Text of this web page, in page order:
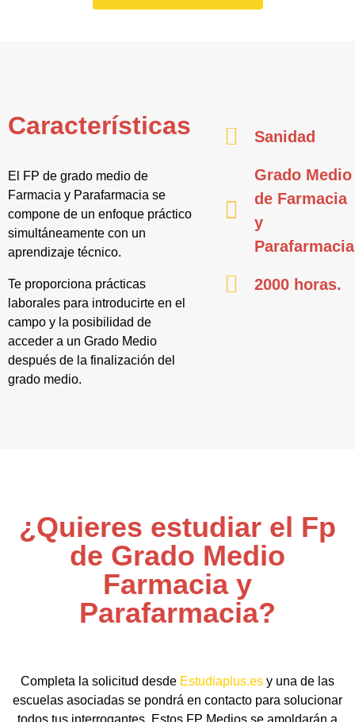
Características
El FP de grado medio de
Farmacia y Parafarmacia se
compone de un enfoque práctico
simultáneamente con un
aprendizaje técnico.
Te proporciona prácticas
laborales para introducirte en el
campo y la posibilidad de
acceder a un Grado Medio
después de la finalización del
grado medio.
Sanidad
Grado Medio
de Farmacia
y
Parafarmacia
2000 horas.
¿Quieres estudiar el Fp
de Grado Medio
Farmacia y
Parafarmacia?
Completa la solicitud desde Estudiaplus.es y una de las
escuelas asociadas se pondrá en contacto para solucionar
todos tus interrogantes. Estos FP Medios se amoldarán a